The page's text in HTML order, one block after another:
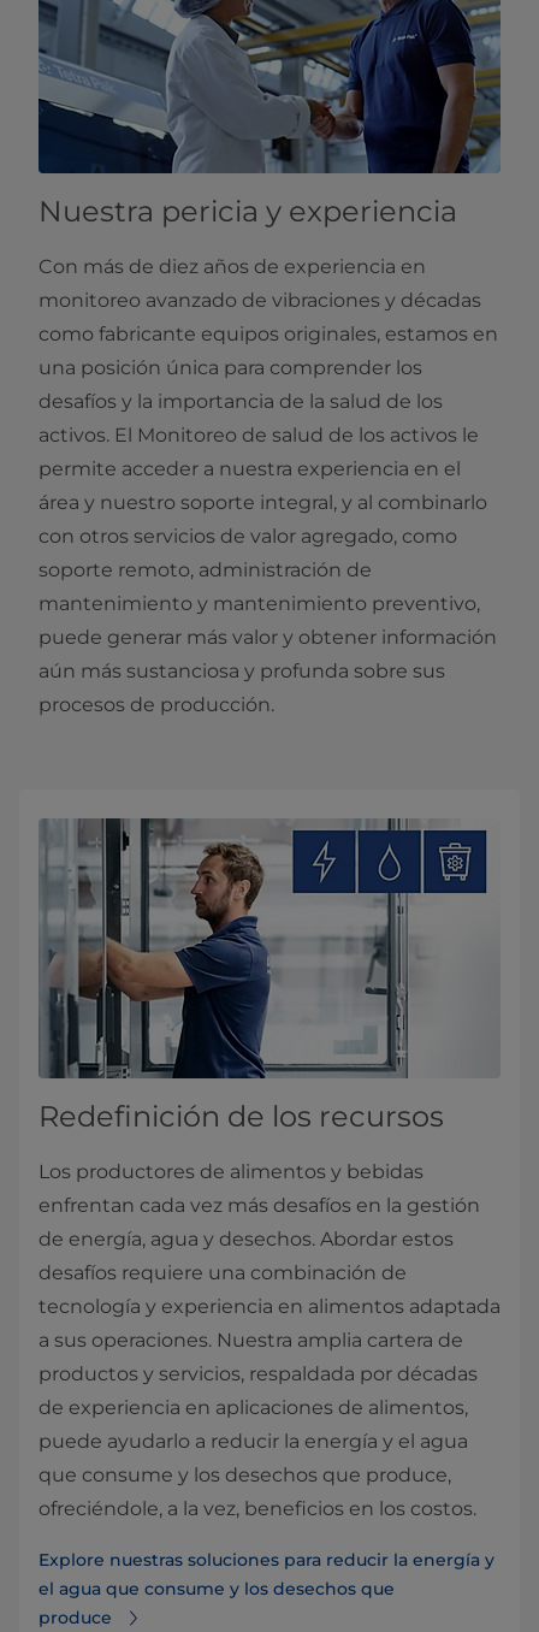
Nuestra pericia y experiencia
Con más de diez años de experiencia en
monitoreo avanzado de vibraciones y décadas
como fabricante equipos originales, estamos en
una posición única para comprender los
desafíos y la importancia de la salud de los
activos. El Monitoreo de salud de los activos le
permite acceder a nuestra experiencia en el
área y nuestro soporte integral, y al combinarlo
con otros servicios de valor agregado, como
soporte remoto, administración de
mantenimiento y mantenimiento preventivo,
puede generar más valor y obtener información
aún más sustanciosa y profunda sobre sus
procesos de producción.
Redefinición de los recursos
Los productores de alimentos y bebidas
enfrentan cada vez más desafíos en la gestión
de energía, agua y desechos. Abordar estos
desafíos requiere una combinación de
tecnología y experiencia en alimentos adaptada
a sus operaciones. Nuestra amplia cartera de
productos y servicios, respaldada por décadas
de experiencia en aplicaciones de alimentos,
puede ayudarlo a reducir la energía y el agua
que consume y los desechos que produce,
ofreciéndole, a la vez, beneficios en los costos.
Explore nuestras soluciones para reducir la energía y
el agua que consume y los desechos que
produce